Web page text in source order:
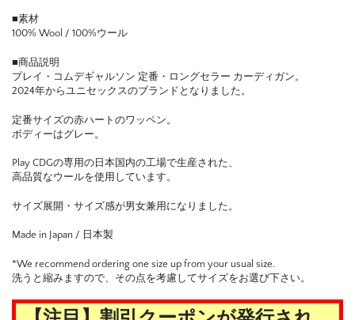
■素材
100% Wool / 100%ウール
■商品説明
プレイ・コムデギャルソン 定番・ロングセラー カーディガン。
2024年からユニセックスのブランドとなりました。
定番サイズの赤ハートのワッペン。
ボディーはグレー。
Play CDGの専用の日本国内の工場で生産された、
高品質なウールを使用しています。
サイズ展開・サイズ感が男女兼用になりました。
Made in Japan / 日本製
*We recommend ordering one size up from your usual size.
洗うと縮みますので、その点を考慮してサイズをお選び下さい。